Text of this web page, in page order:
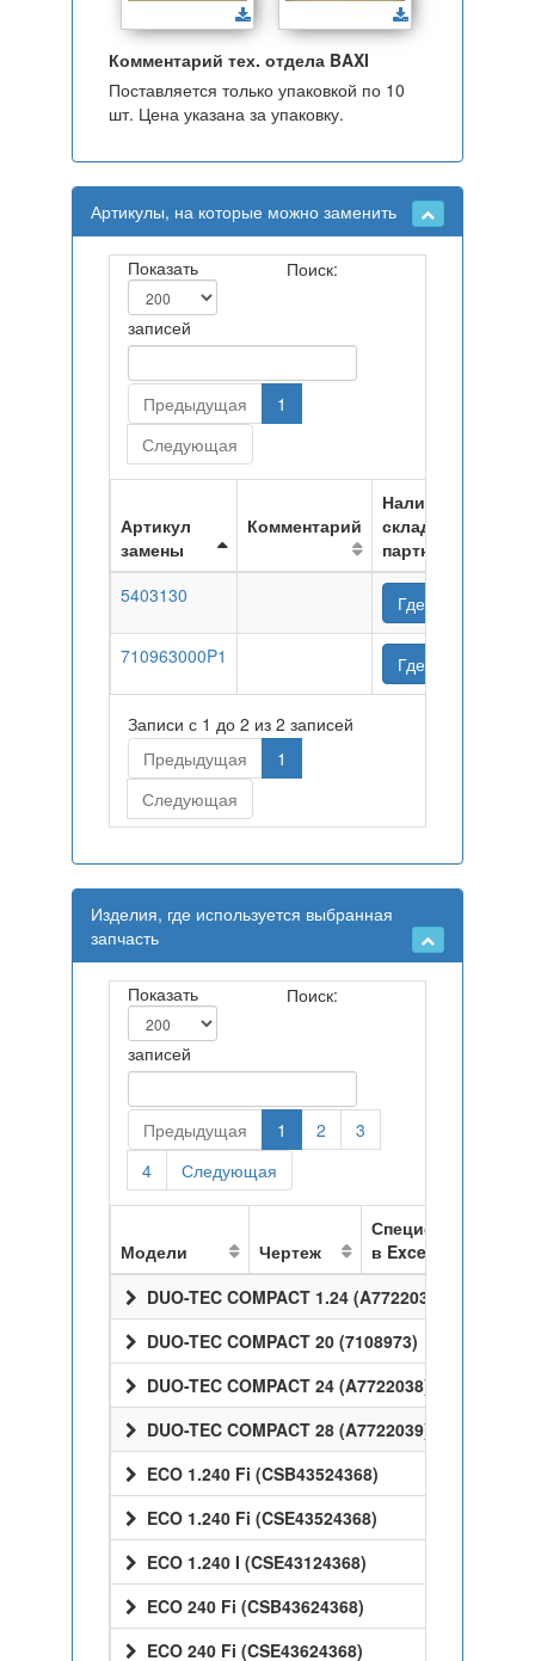
Комментарий тех. отдела BAXI
Поставляется только упаковкой по 10
шт. Цена указана за упаковку.
Артикулы, на которые можно заменить
Показать
записей
Поиск:
Предыдущая
1
Следующая
Артикул
замены
Комментарий
Наличие на
складах
партнеров
5403130
Где купить
710963000P1 Где купить
Записи с 1 до 2 из 2 записей
Предыдущая
1
Следующая
Изделия, где используется выбранная
запчасть
Показать
записей
Поиск:
Предыдущая 1 2
3
4
Следующая
Модели Чертеж
Спецификация
в Excel
DUO-TEC COMPACT 1.24 (A7722037)
DUO-TEC COMPACT 20 (7108973)
DUO-TEC COMPACT 24 (A7722038)
DUO-TEC COMPACT 28 (A7722039)
ECO 1.240 Fi (CSB43524368)
ECO 1.240 Fi (CSE43524368)
ECO 1.240 I (CSE43124368)
ECO 240 Fi (CSB43624368)
ECO 240 Fi (CSE43624368)